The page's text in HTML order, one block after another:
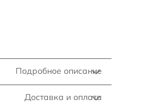
Подробное описание
Доставка и оплата